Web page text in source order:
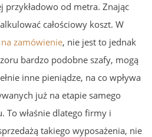
przykładowo od metra. Znając
całościowy koszt. W
zamówienie, nie jest to jednak
bardzo podobne szafy, mogą
inne pieniądze, na co wpływa
już na etapie samego
To właśnie dlatego firmy i
takiego wyposażenia, nie